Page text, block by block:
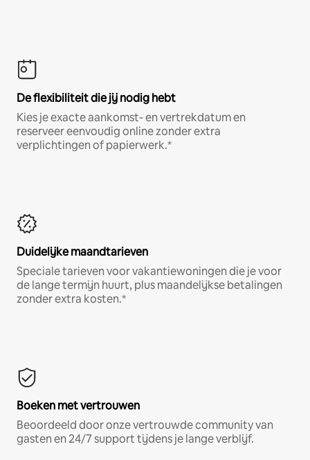
De flexibiliteit die jij nodig hebt
Kies je exacte aankomst- en vertrekdatum en
reserveer eenvoudig online zonder extra
verplichtingen of papierwerk.*
Duidelijke maandtarieven
Speciale tarieven voor vakantiewoningen die je voor
de lange termijn huurt, plus maandelijkse betalingen
zonder extra kosten.*
Boeken met vertrouwen
Beoordeeld door onze vertrouwde community van
gasten en 24/7 support tijdens je lange verblijf.